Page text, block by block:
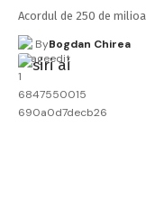
Acordul de 250 de
ByBogdan Chirea